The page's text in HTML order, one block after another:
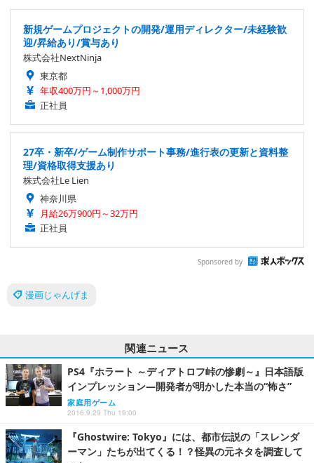
新規ゲームプロジェクトの開発/運用ディレクター/未経験歓
迎/昇給あり/賞与あり
株式会社NextNinja
東京都
年収400万円～1,000万円
正社員
27卒・新卒/ゲーム制作サポート事務/進行表の更新と資料整
理/資格取得支援あり
株式会社Le Lien
神奈川県
月給26万900円～32万円
正社員
Sponsored by
漫画じゃんげま
関連ニュース
PS4『ホラート ～ディアトロフ峠の惨劇～』日本語版
インプレッション―開発者が明かした本当の“怖さ”
家庭用ゲーム
2016.9.29 Thu 19:00
『Ghostwire: Tokyo』には、都市伝説の「スレンダ
ーマン」たちが出てくる！？怪異の元ネタを調査して